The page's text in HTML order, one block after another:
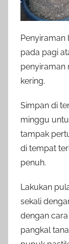
Penyiraman
pada pagi
penyiraman
kering.
Simpan di
minggu
tampak
di tempat
penuh.
Lakukan
sekali
dengan
pangkal